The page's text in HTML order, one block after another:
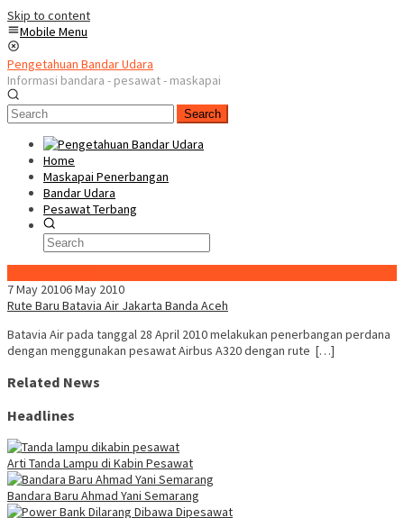
Skip to content
Mobile Menu
Pengetahuan Bandar Udara
Informasi bandara - pesawat - maskapai
Search
Home
Maskapai Penerbangan
Bandar Udara
Pesawat Terbang
7 May 20106 May 2010
Rute Baru Batavia Air Jakarta Banda Aceh
Batavia Air pada tanggal 28 April 2010 melakukan penerbangan perdana
dengan menggunakan pesawat Airbus A320 dengan rute […]
Related News
Headlines
Arti Tanda Lampu di Kabin Pesawat
Bandara Baru Ahmad Yani Semarang